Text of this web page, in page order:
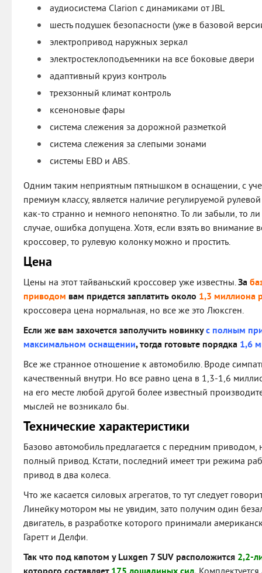
аудиосистема Clarion с динамиками от JBL
шесть подушек безопасности (уже в базовой
электропривод наружных зеркал
электростеклоподъемники на все боковые двери
адаптивный круиз контроль
трехзонный климат контроль
ксеноновые фары
система слежения за дорожной разметкой
система слежения за слепыми зонами
системы EBD и ABS.
Одним таким неприятным пятнышком в оснащении, с
премиум классу, является наличие регулируемой
как-то странно и немного непонятно. То ли забыли, то
случае, ошибка допущена. Хотя, если взять во внимание
кроссовер, то рулевую колонку можно и простить.
Цена
Цены на этот тайваньский кроссовер уже известны.За
приводом вам придется заплатить около 1,3 миллиона
кроссовера цена нормальная, но все же это Люксген.
Если же вам захочется заполучить новинкус полным
максимальном оснащении, тогда готовьте порядка 1,6
Все же странное отношение к автомобилю. Вроде
качественный внутри. Но все равно цена в 1,3-1,6
на его месте любой другой более известный
мыслей не возникало бы.
Технические характеристики
Базово автомобиль предлагается с передним приводом,
полный привод. Кстати, последний имеет три режима
привод в два колеса.
Что же касается силовых агрегатов, то тут следует
Линейку мотором мы не увидим, зато получим один
двигатель, в разработке которого принимали
Гаретт и Делфи.
Так что под капотом у Luxgen 7 SUV расположится 2,2-